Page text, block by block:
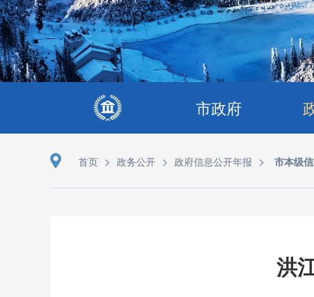
市政府
首页 > 政务公开 > 政府信息公开年报 > 市本级
洪